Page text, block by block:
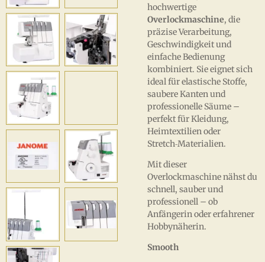
hochwertige
Overlockmaschine, die
präzise Verarbeitung,
Geschwindigkeit und
einfache Bedienung
kombiniert. Sie eignet sich
ideal für elastische Stoffe,
saubere Kanten und
professionelle Säume –
perfekt für Kleidung,
Heimtextilien oder
Stretch‑Materialien.
Mit dieser
Overlockmaschine nähst du
schnell, sauber und
professionell – ob
Anfängerin oder erfahrener
Hobbynäherin.
Smooth